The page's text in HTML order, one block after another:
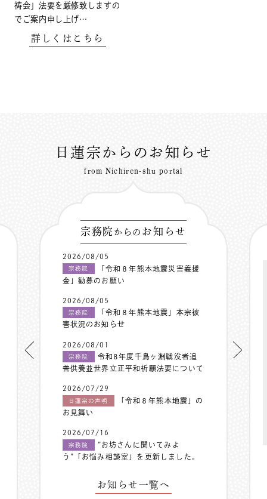
祷会」法要を厳修致しますの
でご案内申し上げ…
詳しくはこちら
日蓮宗からのお知らせ
from Nichiren-shu portal
宗務院 からの お知らせ
2026/08/05
宗務院
「令和８年熊本地震災害義援
金」勧募のお願い
2026/08/05
宗務院
「令和８年熊本地震」本宗被
害状況のお知らせ
2026/08/01
宗務院
令和8年度千鳥ヶ淵戦没者追
善供養並世界立正平和祈願法要について
2026/07/29
日蓮宗の声明
「令和８年熊本地震」の
お見舞い
2026/07/16
宗務院
”お坊さんに聞いてみよ
う”「お悩み相談室」を更新しました。
お知らせ一覧へ